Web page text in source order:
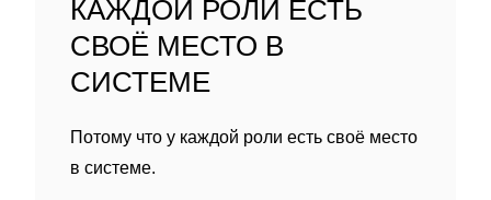
КАЖДОЙ РОЛИ ЕСТЬ
СВОЁ МЕСТО В
СИСТЕМЕ
Потому что у каждой роли есть своё место
в системе.